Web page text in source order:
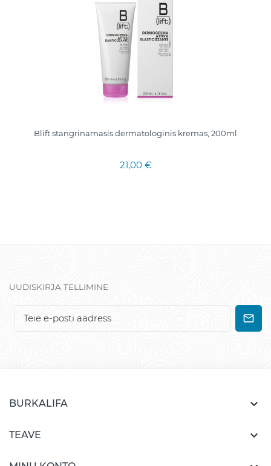
Blift stangrinamasis dermatologinis kremas, 200ml
21,00 €
UUDISKIRJA TELLIMINE
BURKALIFA 
TEAVE 